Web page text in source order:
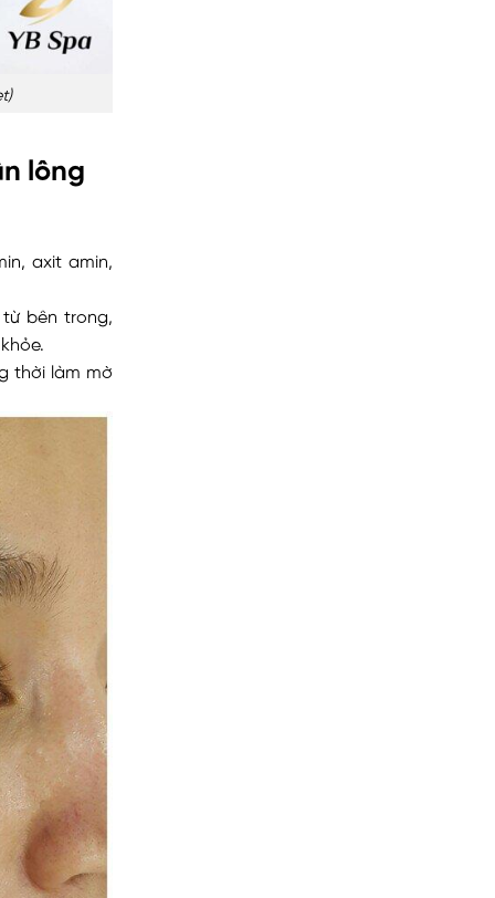
lông
axit amin,
bên trong,
thời làm mờ